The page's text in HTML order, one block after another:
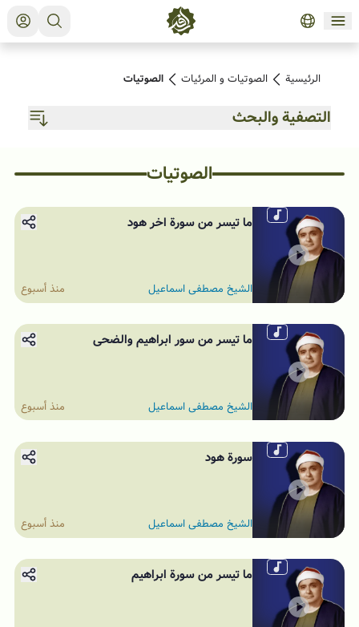
الرئيسية الصوتیات و المرئیات الصوتیات
التصفية والبحث
البحث في الروادید
الصوتیات
ما تيسر من سورة اخر هود
الشيخ مصطفى اسماعيل منذ أسبوع
ما تيسر من سور ابراهيم والضحى
الشيخ مصطفى اسماعيل منذ أسبوع
سورة هود
الشيخ مصطفى اسماعيل منذ أسبوع
ما تيسر من سورة ابراهيم